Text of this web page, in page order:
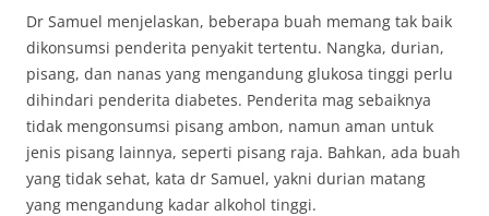
Dr Samuel menjelaskan, beberapa buah memang tak baik
dikonsumsi penderita penyakit tertentu. Nangka, durian,
pisang, dan nanas yang mengandung glukosa tinggi perlu
dihindari penderita diabetes. Penderita mag sebaiknya
tidak mengonsumsi pisang ambon, namun aman untuk
jenis pisang lainnya, seperti pisang raja. Bahkan, ada buah
yang tidak sehat, kata dr Samuel, yakni durian matang
yang mengandung kadar alkohol tinggi.